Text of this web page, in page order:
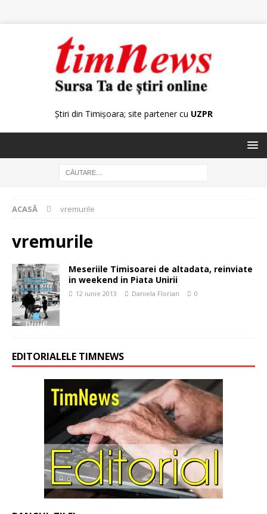
Știri din Timișoara; site partener cu UZPR
ACASĂ vremurile
vremurile
Meseriile Timisoarei de altadata, reinviate
in weekend in Piata Unirii
12 iunie 2013 Daniela Florian 0
EDITORIALELE TIMNEWS